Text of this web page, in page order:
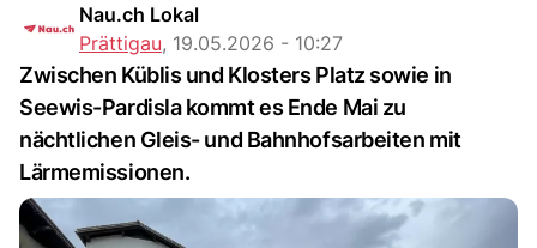
Nau.ch Lokal
Prättigau, 19.05.2026 - 10:27
Zwischen Küblis und Klosters Platz sowie in
Seewis-Pardisla kommt es Ende Mai zu
nächtlichen Gleis- und Bahnhofsarbeiten mit
Lärmemissionen.